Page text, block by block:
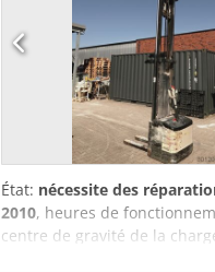
quatre configurations de
direction électronique.
aux utilisations les plus
supplémentaires sur le
d’aluminium et des
État: nécessite des
2010, heures de
centre de gravité de la
électrique Crown Série